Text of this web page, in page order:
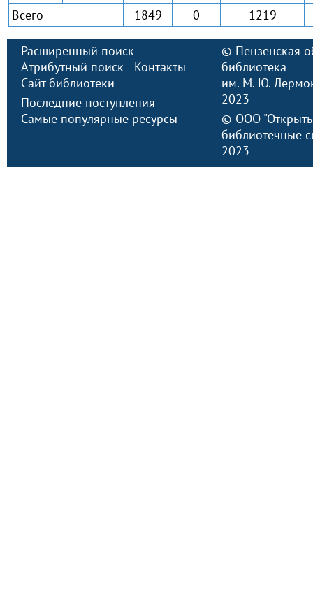
Всего
1849 0 1219
Расширенный поиск
Атрибутный поиск
Контакты
Сайт библиотеки
Последние поступления
Самые популярные ресурсы
© Пензенская
библиотека
им. М. Ю.
2023
© ООО
библиотечные
2023